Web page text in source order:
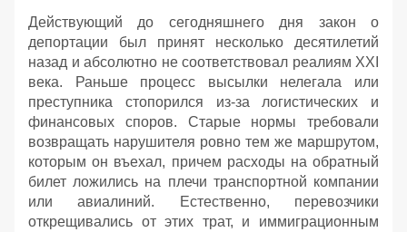
Действующий до сегодняшнего дня закон о
депортации был принят несколько десятилетий
назад и абсолютно не соответствовал реалиям XXI
века. Раньше процесс высылки нелегала или
преступника стопорился из-за логистических и
финансовых споров. Старые нормы требовали
возвращать нарушителя ровно тем же маршрутом,
которым он въехал, причем расходы на обратный
билет ложились на плечи транспортной компании
или авиалиний. Естественно, перевозчики
открещивались от этих трат, и иммиграционным